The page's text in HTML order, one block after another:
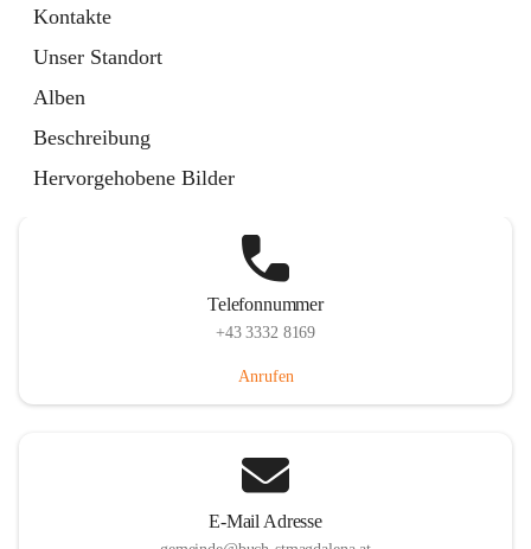
Kontakte
Unser Standort
Alben
Beschreibung
Hervorgehobene Bilder
Telefonnummer
+43 3332 8169
Anrufen
E-Mail Adresse